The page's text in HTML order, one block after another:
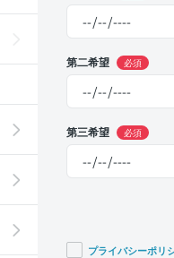
第二希望 必須
第三希望 必須
プライバシーポリ